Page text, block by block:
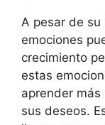
A pesar de
emociones
crecimiento
estas
aprender
sus deseos.